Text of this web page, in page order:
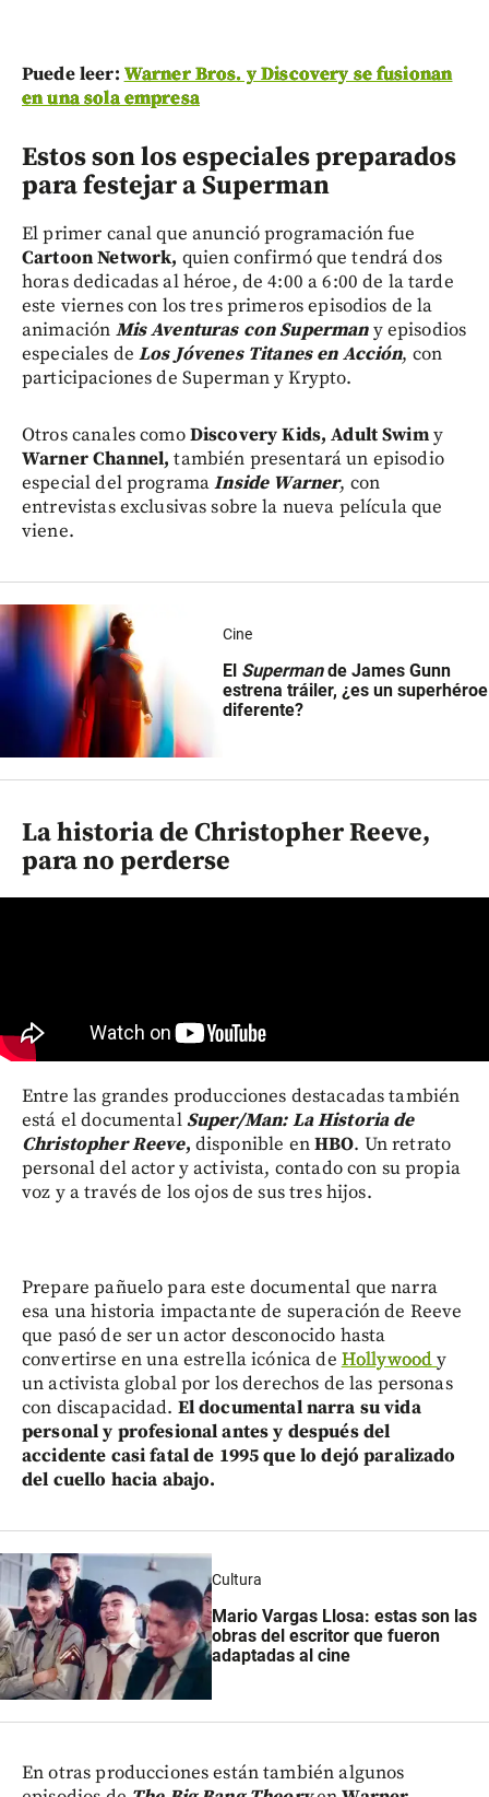
Puede leer: Warner Bros. y Discovery se fusionan
en una sola empresa
Estos son los especiales preparados
para festejar a Superman
El primer canal que anunció programación fue
Cartoon Network, quien confirmó que tendrá dos
horas dedicadas al héroe, de 4:00 a 6:00 de la tarde
este viernes con los tres primeros episodios de la
animación Mis Aventuras con Supermany episodios
especiales deLos Jóvenes Titanes en Acción, con
participaciones de Superman y Krypto.
Otros canales comoDiscovery Kids, Adult Swimy
Warner Channel, también presentará un episodio
especial del programaInside Warner, con
entrevistas exclusivas sobre la nueva película que
viene.
Cine
El Supermande James Gunn
estrena tráiler, ¿es un superhéroe
diferente?
La historia de Christopher Reeve,
para no perderse
Entre las grandes producciones destacadas también
está el documentalSuper/Man: La Historia de
Christopher Reeve, disponible enHBO. Un retrato
personal del actor y activista, contado con su propia
voz y a través de los ojos de sus tres hijos.
Prepare pañuelo para este documental que narra
esa una historia impactante de superación de Reeve
que pasó de ser un actor desconocido hasta
convertirse en una estrella icónica deHollywoody
un activista global por los derechos de las personas
con discapacidad. El documental narra su vida
personal y profesional antes y después del
accidente casi fatal de 1995 que lo dejó paralizado
del cuello hacia abajo.
Cultura
Mario Vargas Llosa: estas son las
obras del escritor que fueron
adaptadas al cine
En otras producciones están también algunos